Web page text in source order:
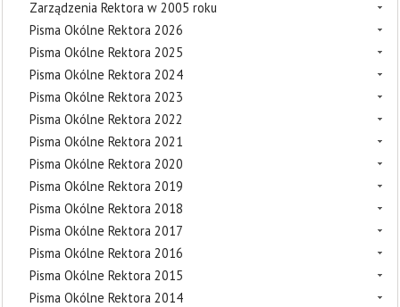
Zarządzenia Rektora w 2005 roku
Pisma Okólne Rektora 2026
Pisma Okólne Rektora 2025
Pisma Okólne Rektora 2024
Pisma Okólne Rektora 2023
Pisma Okólne Rektora 2022
Pisma Okólne Rektora 2021
Pisma Okólne Rektora 2020
Pisma Okólne Rektora 2019
Pisma Okólne Rektora 2018
Pisma Okólne Rektora 2017
Pisma Okólne Rektora 2016
Pisma Okólne Rektora 2015
Pisma Okólne Rektora 2014